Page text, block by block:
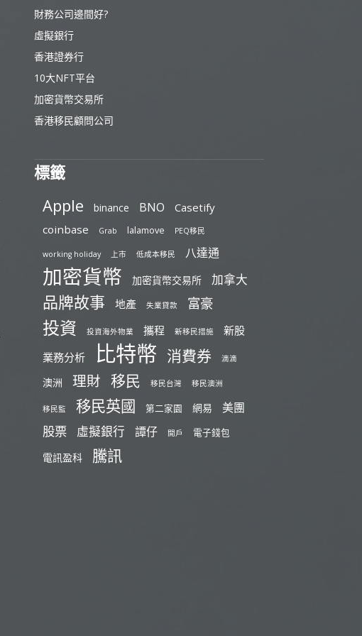
財務公司邊間好?
虛擬銀行
香港證券行
10大NFT平台
加密貨幣交易所
香港移民顧問公司
標籤
Apple binance BNO
Casetify
coinbase
Grab lalamove PEQ移民
working holiday 上市 低成本移民 八達通
加密貨幣 加密貨幣交易所 加拿大
品牌故事 地產 失業貸款 富豪
投資 投資海外物業 攜程 新移民措施
新股
業務分析
比特幣 消費券 滴滴
澳洲 理財 移民 移民台灣 移民澳洲
移民監 移民英國 第二家園 網易 美團
股票 虛擬銀行 譚仔 開戶 電子錢包
電訊盈科 騰訊